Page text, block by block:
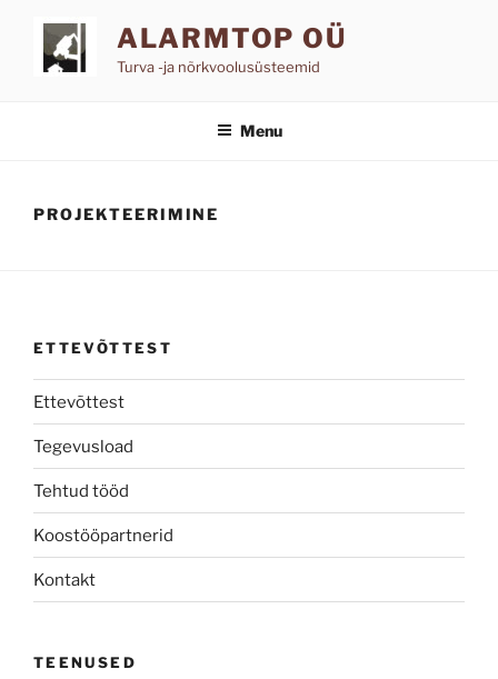
content
ALARMTOP OÜ
Turva -ja nõrkvoolusüsteemid
Menu
PROJEKTEERIMINE
ETTEVÕTTEST
Ettevõttest
Tegevusload
Tehtud tööd
Koostööpartnerid
Kontakt
TEENUSED